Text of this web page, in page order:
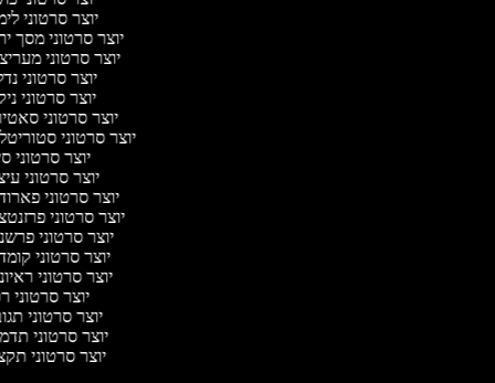
יוצר סרטוני
יוצר סרטוני מסך
יוצר סרטוני
יוצר סרטוני
יוצר סרטוני
יוצר סרטוני
יוצר סרטוני
יוצר סרטוני
יוצר סרטוני
יוצר סרטוני
יוצר סרטוני
יוצר סרטוני
יוצר סרטוני
יוצר סרטוני
יוצר סרטוני
יוצר סרטוני
יוצר סרטוני
יוצר סרטוני